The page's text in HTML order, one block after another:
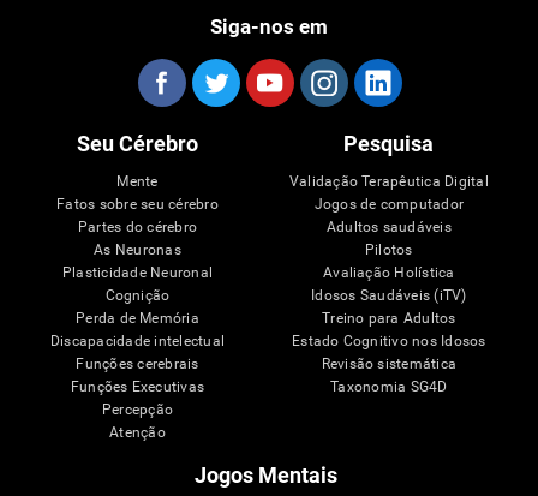
Siga-nos em
Seu Cérebro
Mente
Fatos sobre seu cérebro
Partes do cérebro
As Neuronas
Plasticidade Neuronal
Cognição
Perda de Memória
Discapacidade intelectual
Funções cerebrais
Funções Executivas
Percepção
Atenção
Pesquisa
Validação Terapêutica Digital
Jogos de computador
Adultos saudáveis
Pilotos
Avaliação Holística
Idosos Saudáveis (iTV)
Treino para Adultos
Estado Cognitivo nos Idosos
Revisão sistemática
Taxonomia SG4D
Jogos Mentais